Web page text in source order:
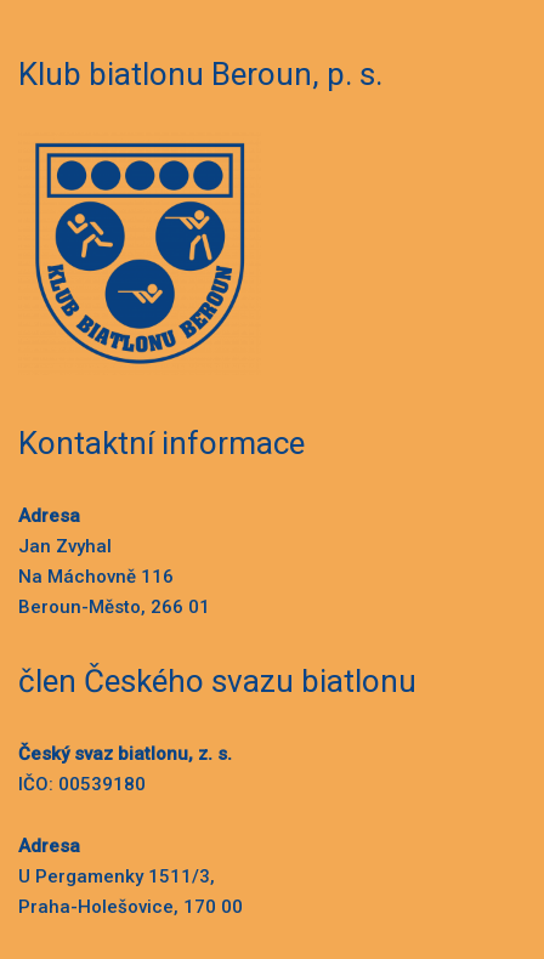
Klub biatlonu Beroun, p. s.
Kontaktní informace
Adresa
Jan Zvyhal
Na Máchovně 116
Beroun-Město, 266 01
člen Českého svazu biatlonu
Český svaz biatlonu, z. s.
IČO: 00539180
Adresa
U Pergamenky 1511/3,
Praha-Holešovice, 170 00